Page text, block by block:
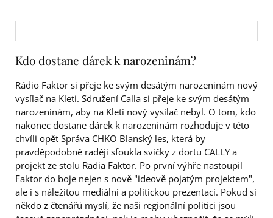
Kdo dostane dárek k narozeninám?
Rádio Faktor si přeje ke svým desátým narozeninám nový
vysílač na Kleti. Sdružení Calla si přeje ke svým desátým
narozeninám, aby na Kleti nový vysílač nebyl. O tom, kdo
nakonec dostane dárek k narozeninám rozhoduje v této
chvíli opět Správa CHKO Blanský les, která by
pravděpodobně raději sfoukla svíčky z dortu CALLY a
projekt ze stolu Radia Faktor. Po první výhře nastoupil
Faktor do boje nejen s nově "ideově pojatým projektem",
ale i s náležitou mediální a politickou prezentací. Pokud si
někdo z čtenářů myslí, že naši regionální politici jsou